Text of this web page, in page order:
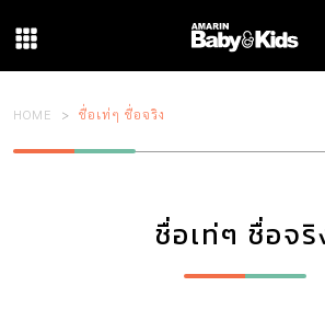
HOME ชื่อเท่ๆ ชื่อจริง
ชื่อเท่ๆ ชื่อจริ